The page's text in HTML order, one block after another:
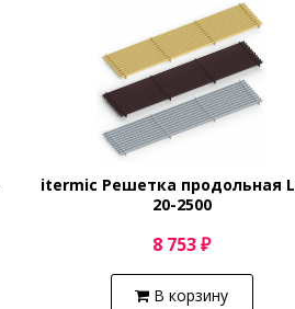
itermic Решетка продольная
20-2500
8 753 ₽
В корзину